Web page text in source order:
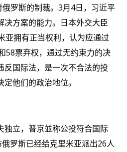
罗斯的制裁。 3月4日，习近平
方案的能力。日本外交大臣
亚拥有正当权利，认为应通过
58票弃权，通过无约束力的决
国际法，是一次不合法的投
他们的政治地位。
独立，普京並称公投符合国际
罗斯已经给克里米亚派出26人